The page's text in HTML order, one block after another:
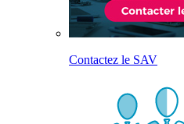
Contactez le SAV